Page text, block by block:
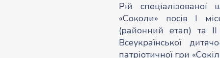
Рій
«Соколи» посів І
(районний етап) та
Всеукраїнської
патріотичної гри